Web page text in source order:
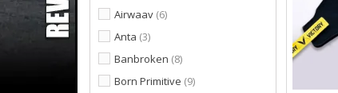
Airwaav (6)
Anta (3)
Banbroken (8)
Born Primitive (9)